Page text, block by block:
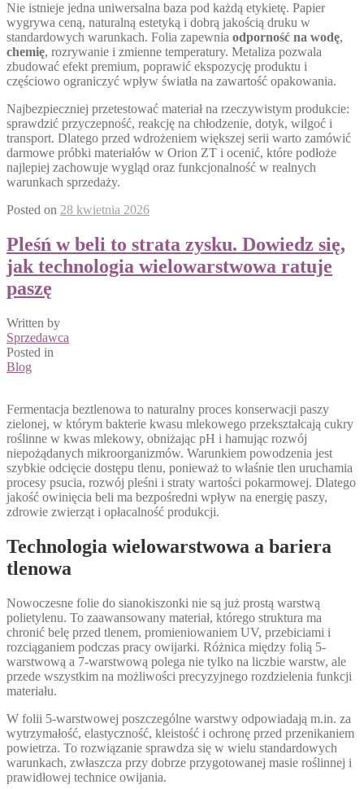
Nie istnieje jedna uniwersalna baza pod każdą etykietę. Papier
wygrywa ceną, naturalną estetyką i dobrą jakością druku w
standardowych warunkach. Folia zapewnia odporność na wodę,
chemię, rozrywanie i zmienne temperatury. Metaliza pozwala
zbudować efekt premium, poprawić ekspozycję produktu i
częściowo ograniczyć wpływ światła na zawartość opakowania.
Najbezpieczniej przetestować materiał na rzeczywistym produkcie:
sprawdzić przyczepność, reakcję na chłodzenie, dotyk, wilgoć i
transport. Dlatego przed wdrożeniem większej serii warto zamówić
darmowe próbki materiałów w Orion ZT i ocenić, które podłoże
najlepiej zachowuje wygląd oraz funkcjonalność w realnych
warunkach sprzedaży.
Posted on 28 kwietnia 2026
Pleśń w beli to strata zysku. Dowiedz się,
jak technologia wielowarstwowa ratuje
paszę
Written by
Sprzedawca
Posted in
Blog
Fermentacja beztlenowa to naturalny proces konserwacji paszy
zielonej, w którym bakterie kwasu mlekowego przekształcają cukry
roślinne w kwas mlekowy, obniżając pH i hamując rozwój
niepożądanych mikroorganizmów. Warunkiem powodzenia jest
szybkie odcięcie dostępu tlenu, ponieważ to właśnie tlen uruchamia
procesy psucia, rozwój pleśni i straty wartości pokarmowej. Dlatego
jakość owinięcia beli ma bezpośredni wpływ na energię paszy,
zdrowie zwierząt i opłacalność produkcji.
Technologia wielowarstwowa a bariera
tlenowa
Nowoczesne folie do sianokiszonki nie są już prostą warstwą
polietylenu. To zaawansowany materiał, którego struktura ma
chronić belę przed tlenem, promieniowaniem UV, przebiciami i
rozciąganiem podczas pracy owijarki. Różnica między folią 5-
warstwową a 7-warstwową polega nie tylko na liczbie warstw, ale
przede wszystkim na możliwości precyzyjnego rozdzielenia funkcji
materiału.
W folii 5-warstwowej poszczególne warstwy odpowiadają m.in. za
wytrzymałość, elastyczność, kleistość i ochronę przed przenikaniem
powietrza. To rozwiązanie sprawdza się w wielu standardowych
warunkach, zwłaszcza przy dobrze przygotowanej masie roślinnej i
prawidłowej technice owijania.